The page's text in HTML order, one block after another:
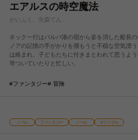
エアルスの時空魔法
かいふく、矢森てん
ネック一行はパルバ港の宿から姿を消した船長
ノアの記憶の手がかりを掴もうと不穏な空気漂
は絡まれ、子どもたちに付きまとわれて思うよ
苛ついていたりと忙しい。
#ファンタジー# 冒険
ノベル ファンタジー ノベル オリジナル